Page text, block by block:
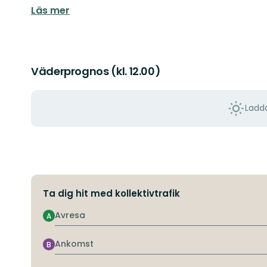
Läs mer
Väderprognos (kl. 12.00)
Ta dig hit med kollektivtrafik
Avresa
A
Ankomst
B